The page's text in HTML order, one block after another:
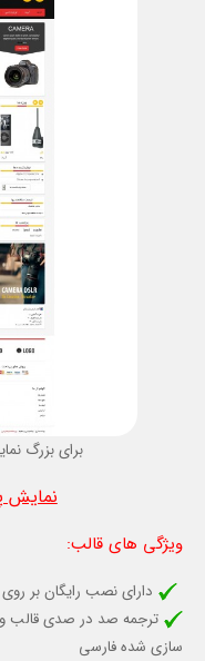
برای بزرگ
نمایش
ویژگی های قالب:
دارای نصب رایگان بر روی
ترجمه صد در صدی قالب
سازی شده فارسی